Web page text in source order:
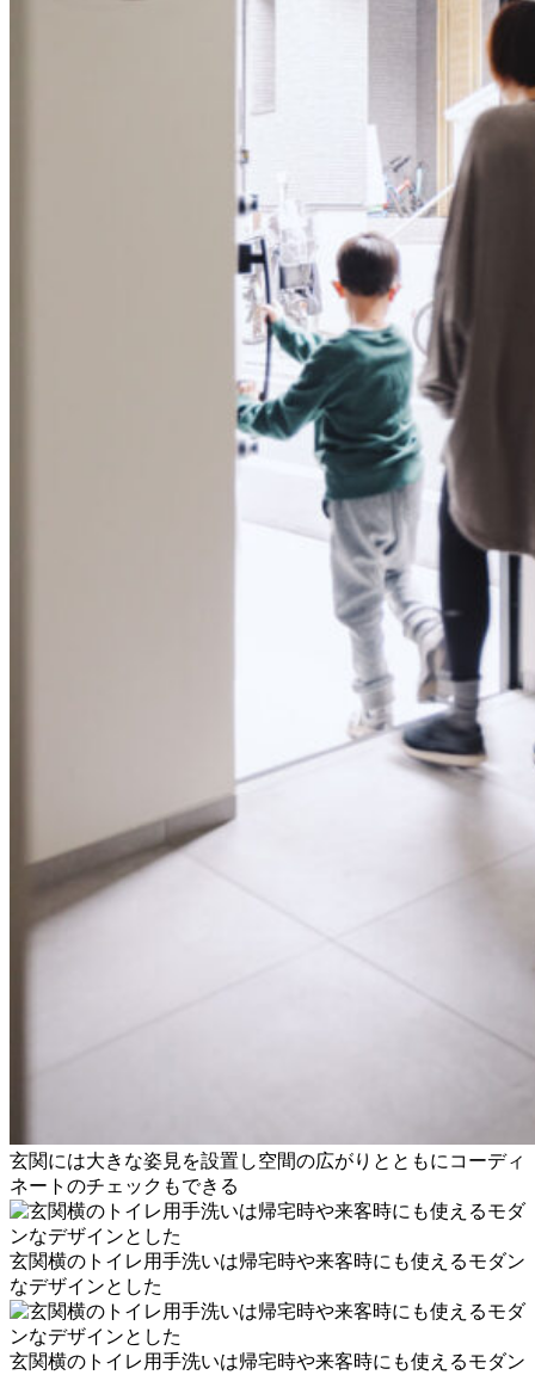
玄関には大きな姿見を設置し空間の広がりとともにコーディ
ネートのチェックもできる
玄関横のトイレ用手洗いは帰宅時や来客時にも使えるモダン
なデザインとした
玄関横のトイレ用手洗いは帰宅時や来客時にも使えるモダン